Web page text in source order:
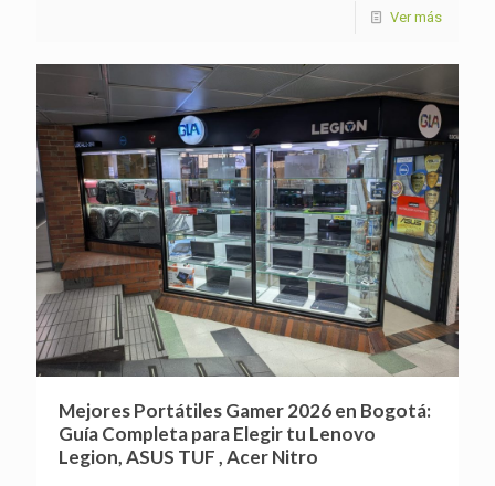
Ver más
Mejores Portátiles Gamer 2026 en Bogotá:
Guía Completa para Elegir tu Lenovo
Legion, ASUS TUF , Acer Nitro